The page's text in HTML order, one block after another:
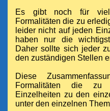
Es gibt noch für
Formalitäten die zu
leider nicht auf jeden
haben nur die
Daher sollte sich jeder
den zuständigen Stellen
Diese
Formalitäten die zu
Einzelheiten zu den
unter den einzelnen